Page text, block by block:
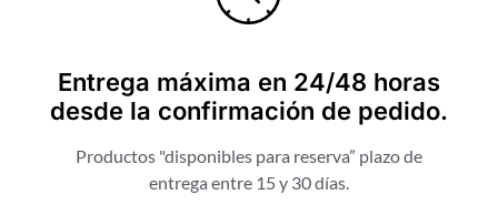
Entrega máxima en 24/48 horas
desde la confirmación de pedido.
Productos "disponibles para reserva” plazo de
entrega entre 15 y 30 días.